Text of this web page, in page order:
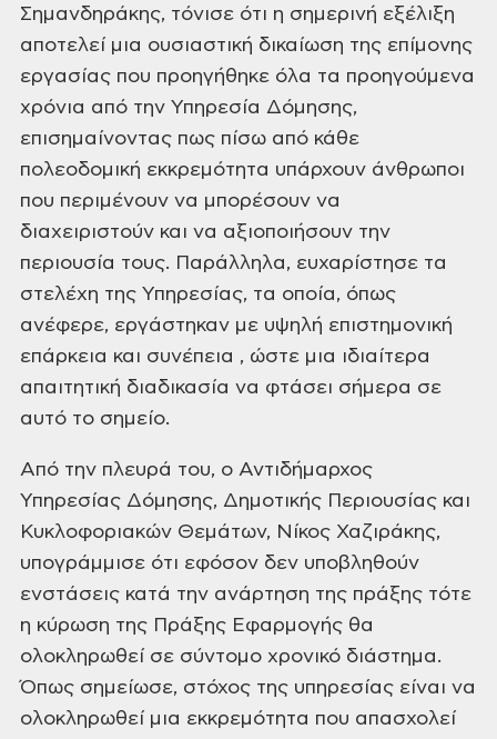
Σημανδηράκης, τόνισε ότι η σημερινή εξέλιξη
αποτελεί μια ουσιαστική δικαίωση της επίμονης
εργασίας που προηγήθηκε όλα τα προηγούμενα
χρόνια από την Υπηρεσία Δόμησης,
επισημαίνοντας πως πίσω από κάθε
πολεοδομική εκκρεμότητα υπάρχουν άνθρωποι
που περιμένουν να μπορέσουν να
διαχειριστούν και να αξιοποιήσουν την
περιουσία τους. Παράλληλα, ευχαρίστησε τα
στελέχη της Υπηρεσίας, τα οποία, όπως
ανέφερε, εργάστηκαν με υψηλή επιστημονική
επάρκεια και συνέπεια , ώστε μια ιδιαίτερα
απαιτητική διαδικασία να φτάσει σήμερα σε
αυτό το σημείο.
Από την πλευρά του, ο Αντιδήμαρχος
Υπηρεσίας Δόμησης, Δημοτικής Περιουσίας και
Κυκλοφοριακών Θεμάτων, Νίκος Χαζιράκης,
υπογράμμισε ότι εφόσον δεν υποβληθούν
ενστάσεις κατά την ανάρτηση της πράξης τότε
η κύρωση της Πράξης Εφαρμογής θα
ολοκληρωθεί σε σύντομο χρονικό διάστημα.
Όπως σημείωσε, στόχος της υπηρεσίας είναι να
ολοκληρωθεί μια εκκρεμότητα που απασχολεί